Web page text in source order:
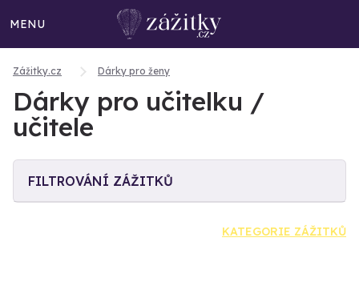
MENU
Zážitky.cz Dárky pro ženy
Dárky pro učitelku /
učitele
FILTROVÁNÍ ZÁŽITKŮ
KATEGORIE ZÁŽITKŮ